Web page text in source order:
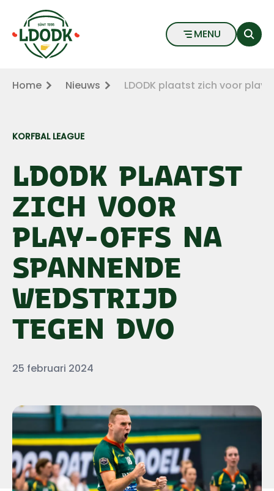
Naar hoofdinhoud
Naar voettekst
LDODK plaatst zich voor play-offs na spannende
MENU
Home Nieuws LDODK plaatst zich voor
KORFBAL LEAGUE
LDODK PLAATST
ZICH VOOR
PLAY-OFFS NA
SPANNENDE
WEDSTRIJD
TEGEN DVO
Datum
25 februari 2024